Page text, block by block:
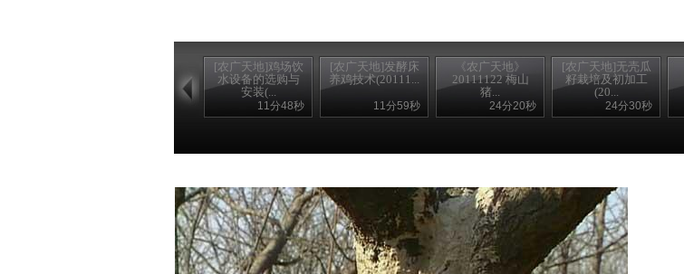
[农广天地]鸡场饮
水设备的选购与
安装(...
11分48秒
[农广天地]发酵床
养鸡技术(20111...
11分59秒
《农广天地》
20111122 梅山
猪...
24分20秒
[农广天地]无壳瓜
籽栽培及初加工
(20...
24分30秒